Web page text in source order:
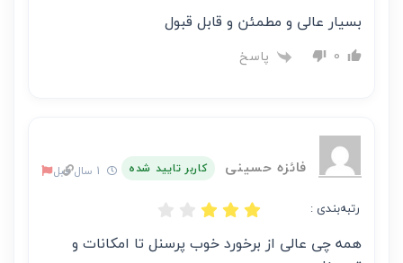
بسیار عالی و مطمئن و قابل قبول
0 پاسخ
فائزه حسینی کاربر تایید شده
رتبه‌بندی :
همه چی عالی از برخورد خوب پرسنل تا امکانات و